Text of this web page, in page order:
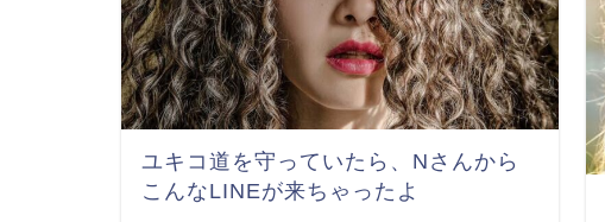
ユキコ道を守っていたら、Nさんから
こんなLINEが来ちゃったよ